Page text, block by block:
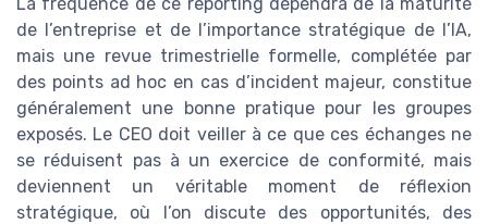
de l’entreprise et de l’importance stratégique de l’IA,
mais une revue trimestrielle formelle, complétée par
des points ad hoc en cas d’incident majeur, constitue
généralement une bonne pratique pour les groupes
exposés. Le CEO doit veiller à ce que ces échanges ne
se réduisent pas à un exercice de conformité, mais
deviennent un véritable moment de réflexion
stratégique, où l’on discute des opportunités, des